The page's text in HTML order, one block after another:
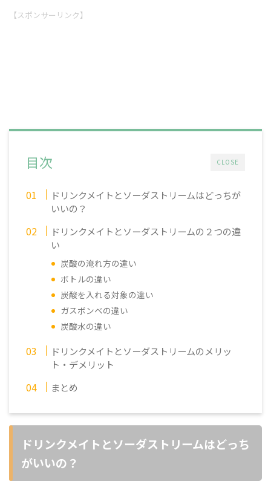
【スポンサーリンク】
CLOSE
目次
ドリンクメイトとソーダストリームはどっちが
いいの？
ドリンクメイトとソーダストリームの２つの違
い
炭酸の淹れ方の違い
ボトルの違い
炭酸を入れる対象の違い
ガスボンベの違い
炭酸水の違い
ドリンクメイトとソーダストリームのメリッ
ト・デメリット
まとめ
ドリンクメイトとソーダストリームはどっち
がいいの？